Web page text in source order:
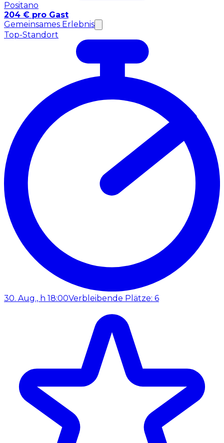
Positano
204 € pro Gast
Gemeinsames Erlebnis
Top-Standort
30. Aug., h 18:00Verbleibende Plätze: 6